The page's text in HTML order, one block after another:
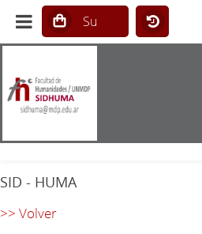
SID - HUMA
>> Volver